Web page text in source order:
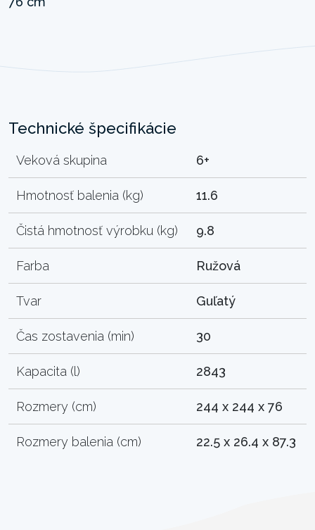
Technické špecifikácie
Veková skupina 6+
Hmotnosť balenia (kg) 11.6
Čistá hmotnosť výrobku (kg) 9.8
Farba Ružová
Tvar Guľatý
Čas zostavenia (min) 30
Kapacita (l) 2843
Rozmery (cm) 244 x 244 x 76
Rozmery balenia (cm) 22.5 x 26.4 x 87.3